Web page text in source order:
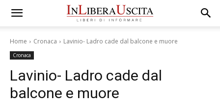
Home Cronaca Lavinio- Ladro cade dal balcone e muore
Cronaca
Lavinio- Ladro cade dal
balcone e muore